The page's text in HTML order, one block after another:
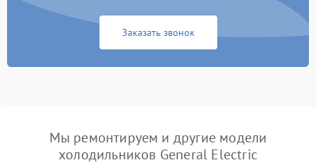
Заказать звонок
Мы ремонтируем и другие модели
холодильников General Electric